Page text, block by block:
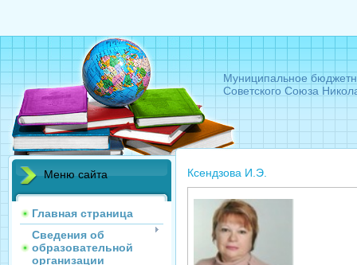
Муниципальное
Советского Союза
Меню сайта
Главная страница
Сведения об
образовательной
организации
Ксендзова И.Э.